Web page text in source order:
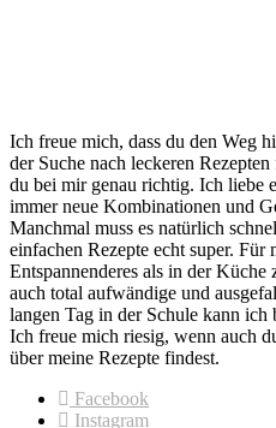
Ich freue mich, dass du den Weg
der Suche nach leckeren
du bei mir genau richtig. Ich liebe
immer neue Kombinationen und
Manchmal muss es natürlich
einfachen Rezepte echt super. Für
Entspannenderes als in der
auch total aufwändige und
langen Tag in der Schule kann ich
Ich freue mich riesig, wenn auch
über meine Rezepte findest.
Facebook
Instagram